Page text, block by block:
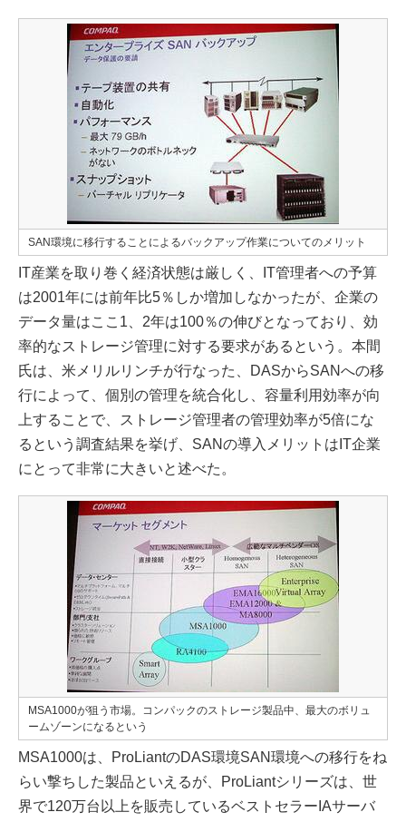
SAN環境に移行することによるバックアップ作業についてのメリット
IT産業を取り巻く経済状態は厳しく、IT管理者への予算
は2001年には前年比5％しか増加しなかったが、企業の
データ量はここ1、2年は100％の伸びとなっており、効
率的なストレージ管理に対する要求があるという。本間
氏は、米メリルリンチが行なった、DASからSANへの移
行によって、個別の管理を統合化し、容量利用効率が向
上することで、ストレージ管理者の管理効率が5倍にな
るという調査結果を挙げ、SANの導入メリットはIT企業
にとって非常に大きいと述べた。
MSA1000が狙う市場。コンパックのストレージ製品中、最大のボリュ
ームゾーンになるという
MSA1000は、ProLiantのDAS環境SAN環境への移行をね
らい撃ちした製品といえるが、ProLiantシリーズは、世
界で120万台以上を販売しているベストセラーIAサーバ